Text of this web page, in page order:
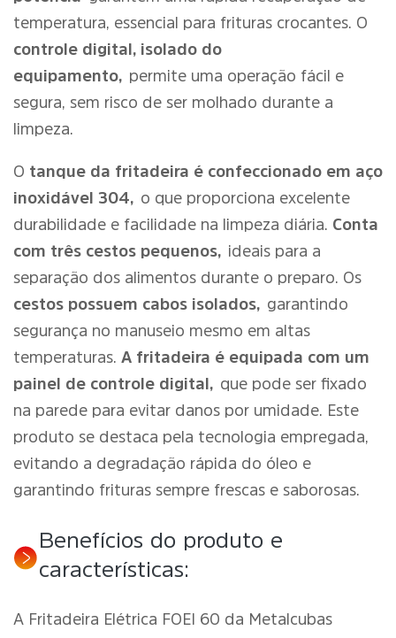
temperatura, essencial para frituras crocantes. O
controle digital, isolado do
equipamento, permite uma operação fácil e
segura, sem risco de ser molhado durante a
limpeza.
O tanque da fritadeira é confeccionado em aço
inoxidável 304, o que proporciona excelente
durabilidade e facilidade na limpeza diária. Conta
com três cestos pequenos, ideais para a
separação dos alimentos durante o preparo. Os
cestos possuem cabos isolados, garantindo
segurança no manuseio mesmo em altas
temperaturas. A fritadeira é equipada com um
painel de controle digital, que pode ser fixado
na parede para evitar danos por umidade. Este
produto se destaca pela tecnologia empregada,
evitando a degradação rápida do óleo e
garantindo frituras sempre frescas e saborosas.
Benefícios do produto e
características:
A Fritadeira Elétrica FOEI 60 da Metalcubas